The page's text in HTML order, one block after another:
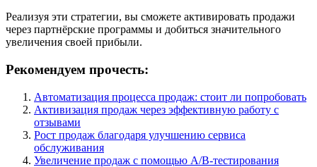
Реализуя эти стратегии, вы сможете активировать продажи
через партнёрские программы и добиться значительного
увеличения своей прибыли.
Рекомендуем прочесть:
Автоматизация процесса продаж: стоит ли попробовать
Активизация продаж через эффективную работу с
отзывами
Рост продаж благодаря улучшению сервиса
обслуживания
Увеличение продаж с помощью A/B-тестирования